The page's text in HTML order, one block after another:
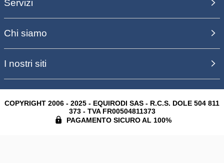
Servizi
Chi siamo
I nostri siti
COPYRIGHT 2006 - 2025 - EQUIRODI SAS - R.C.S. DOLE 504 811
373 - TVA FR00504811373
PAGAMENTO SICURO AL 100%